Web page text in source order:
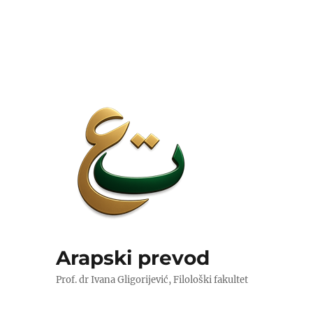
Arapski prevod
Prof. dr Ivana Gligorijević, Filološki fakultet